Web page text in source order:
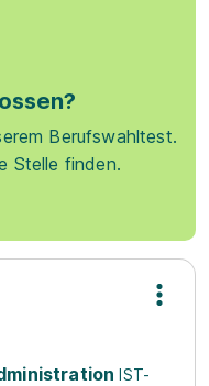
Berufswahltest.
Stelle finden.
IST-